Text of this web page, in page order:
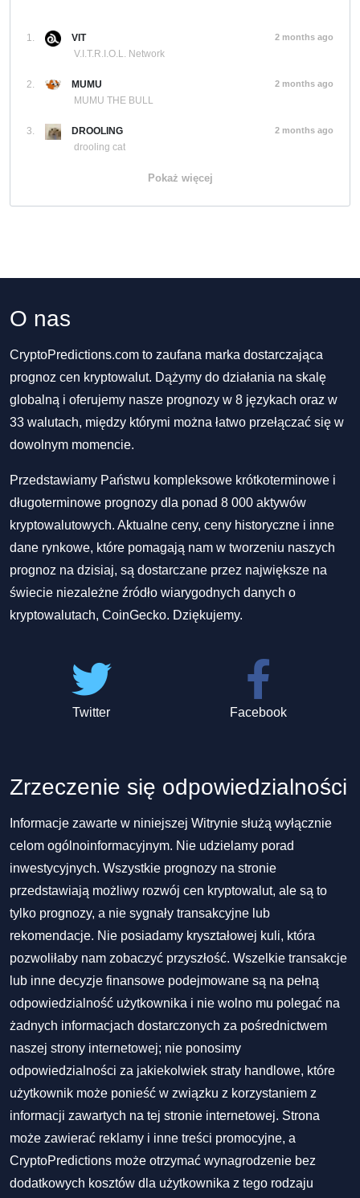
1.
VIT
V.I.T.R.I.O.L. Network
2 months ago
2.
MUMU
MUMU THE BULL
2 months ago
3.
DROOLING
drooling cat
2 months ago
Pokaż więcej
O nas
CryptoPredictions.com to zaufana marka dostarczająca
prognoz cen kryptowalut. Dążymy do działania na skalę
globalną i oferujemy nasze prognozy w 8 językach oraz w
33 walutach, między którymi można łatwo przełączać się w
dowolnym momencie.
Przedstawiamy Państwu kompleksowe krótkoterminowe i
długoterminowe prognozy dla ponad 8 000 aktywów
kryptowalutowych. Aktualne ceny, ceny historyczne i inne
dane rynkowe, które pomagają nam w tworzeniu naszych
prognoz na dzisiaj, są dostarczane przez największe na
świecie niezależne źródło wiarygodnych danych o
kryptowalutach, CoinGecko. Dziękujemy.
Twitter Facebook
Zrzeczenie się odpowiedzialności
Informacje zawarte w niniejszej Witrynie służą wyłącznie
celom ogólnoinformacyjnym. Nie udzielamy porad
inwestycyjnych. Wszystkie prognozy na stronie
przedstawiają możliwy rozwój cen kryptowalut, ale są to
tylko prognozy, a nie sygnały transakcyjne lub
rekomendacje. Nie posiadamy kryształowej kuli, która
pozwoliłaby nam zobaczyć przyszłość. Wszelkie transakcje
lub inne decyzje finansowe podejmowane są na pełną
odpowiedzialność użytkownika i nie wolno mu polegać na
żadnych informacjach dostarczonych za pośrednictwem
naszej strony internetowej; nie ponosimy
odpowiedzialności za jakiekolwiek straty handlowe, które
użytkownik może ponieść w związku z korzystaniem z
informacji zawartych na tej stronie internetowej. Strona
może zawierać reklamy i inne treści promocyjne, a
CryptoPredictions może otrzymać wynagrodzenie bez
dodatkowych kosztów dla użytkownika z tego rodzaju